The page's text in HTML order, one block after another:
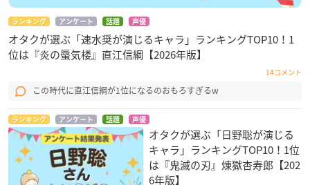
ランキング アンケート 話題 声優
オタクが選ぶ「速水奨が演じるキャラ」ランキングTOP10！1
位は『炎の蜃気楼』直江信綱【2026年版】
14コメント
この時代に直江信綱が1位になるのおもろすぎるw
ランキング アンケート 話題 声優
オタクが選ぶ「日野聡が演じる
キャラ」ランキングTOP10！1位
は『鬼滅の刃』煉󠄁獄杏寿郎【202
6年版】